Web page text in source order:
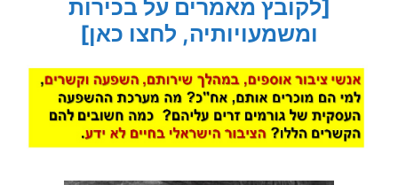
[לקובץ מאמרים על בכירות
ומשמעויותיה, לחצו כאן]